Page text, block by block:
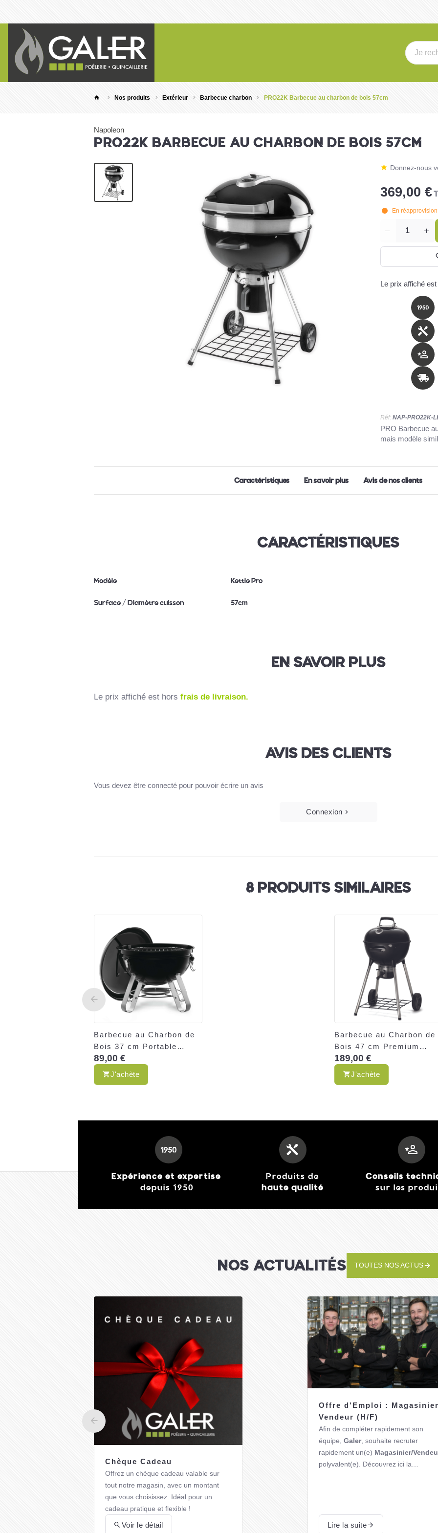
Nos produits Extérieur Barbecue charbon PRO22K Barbecue au charbon de bois 57cm
Napoleon
PRO22K BARBECUE AU CHARBON DE BOIS 57CM
Donnez-nous
369,00 €
En
Quantité
Le prix affiché est
Réf: NAP-PRO22K-
PRO Barbecue
mais modèle
Caractéristiques En savoir plus Avis de nos clients
CARACTÉRISTIQUES
Modèle Kettle Pro
Surface / Diamètre cuisson 57cm
EN SAVOIR PLUS
Le prix affiché est hors frais de livraison.
AVIS DES CLIENTS
Vous devez être connecté pour pouvoir écrire un avis
Connexion
8 PRODUITS SIMILAIRES
Barbecue au Charbon de
Bois 37 cm Portable
Napoleon – Gamme
Premium – Compact &
Terrasse
89,00 €
J'achète
Barbecue au Charbon de
Bois 47 cm Premium
Napoleon– Cuisson
Familiale – Cuve Emaille
Haute Résistance
189,00 €
J'achète
Expérience et expertise
depuis 1950
Produits de
haute qualité
Conseils
sur les
NOS ACTUALITÉS TOUTES NOS ACTUS
Chèque Cadeau
Offrez un chèque cadeau valable sur
tout notre magasin, avec un montant
que vous choisissez. Idéal pour un
cadeau pratique et flexible !
Voir le détail
Offre d'Emploi :
Vendeur (H/F)
Afin de compléter rapidement son
équipe Galer, souhaite recruter
rapidement un(e) Magasinier/
polyvalent(e) . Découvrez ici la
Lire la suite